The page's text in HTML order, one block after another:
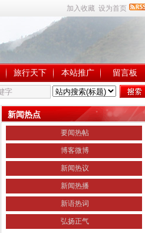
加入收藏 设为首页
旅行天下 本站推广 留言板
新闻热点
要闻热帖
博客微博
新闻热议
新闻热播
新语热词
弘扬正气